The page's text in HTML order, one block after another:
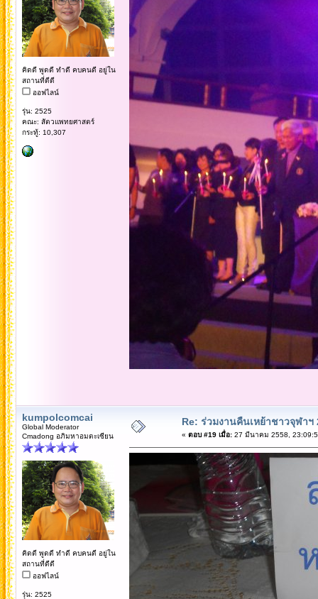
คิดดี พูดดี ทำดี คบคนดี อยู่ใน
สถานที่ดีดี
ออฟไลน์
รุ่น: 2525
คณะ: สัตวแพทยศาสตร์
กระทู้: 10,307
kumpolcomcai
Global Moderator
Cmadong อภิมหาอมตะเซียน
คิดดี พูดดี ทำดี คบคนดี อยู่ใน
สถานที่ดีดี
ออฟไลน์
รุ่น: 2525
Re: ร่วมงานคืนเหย้าชาวจุฬาฯ
« ตอบ #19 เมื่อ:27 มีนาคม 2558,